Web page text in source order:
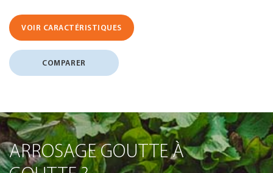
VOIR CARACTÉRISTIQUES
COMPARER
ARROSAGE GOUTTE À